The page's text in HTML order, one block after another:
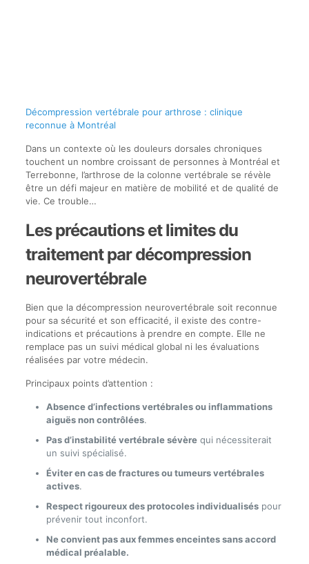
Décompression vertébrale pour arthrose : clinique
reconnue à Montréal
Dans un contexte où les douleurs dorsales chroniques
touchent un nombre croissant de personnes à Montréal et
Terrebonne, l’arthrose de la colonne vertébrale se révèle
être un défi majeur en matière de mobilité et de qualité de
vie. Ce trouble…
Les précautions et limites du
traitement par décompression
neurovertébrale
Bien que la décompression neurovertébrale soit reconnue
pour sa sécurité et son efficacité, il existe des contre-
indications et précautions à prendre en compte. Elle ne
remplace pas un suivi médical global ni les évaluations
réalisées par votre médecin.
Principaux points d’attention :
Absence d’infections vertébrales ou inflammations
aiguës non contrôlées.
Pas d’instabilité vertébrale sévèrequi nécessiterait
un suivi spécialisé.
Éviter en cas de fractures ou tumeurs vertébrales
actives.
Respect rigoureux des protocoles individualiséspour
prévenir tout inconfort.
Ne convient pas aux femmes enceintes sans accord
médical préalable.